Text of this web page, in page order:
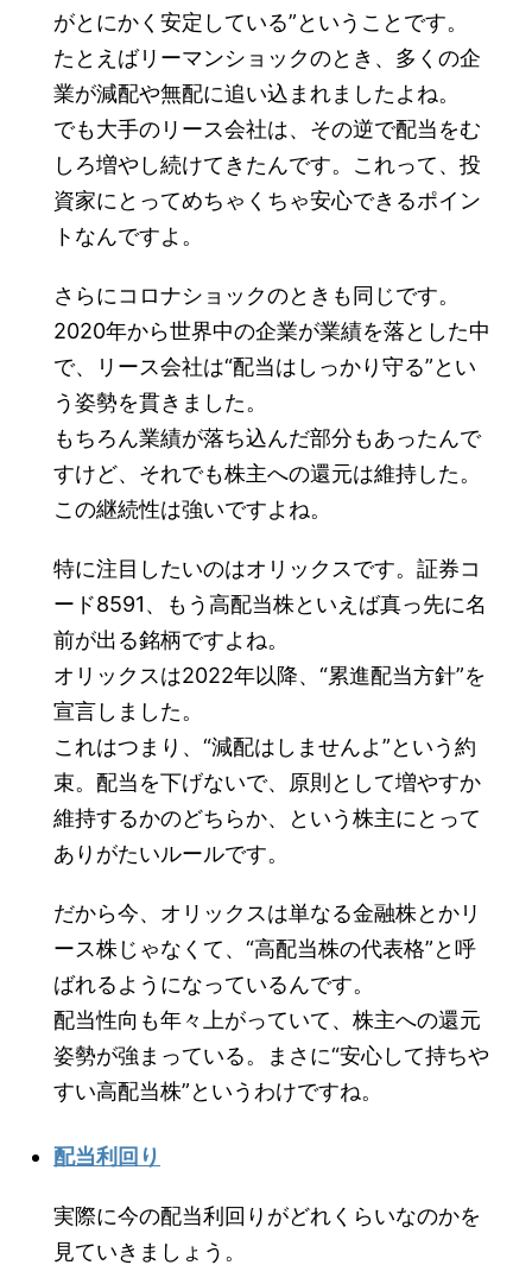
がとにかく安定している”ということです。
たとえばリーマンショックのとき、多くの企
業が減配や無配に追い込まれましたよね。
でも大手のリース会社は、その逆で配当をむ
しろ増やし続けてきたんです。これって、投
資家にとってめちゃくちゃ安心できるポイン
トなんですよ。
さらにコロナショックのときも同じです。
2020年から世界中の企業が業績を落とした中
で、リース会社は“配当はしっかり守る”とい
う姿勢を貫きました。
もちろん業績が落ち込んだ部分もあったんで
すけど、それでも株主への還元は維持した。
この継続性は強いですよね。
特に注目したいのはオリックスです。証券コ
ード8591、もう高配当株といえば真っ先に名
前が出る銘柄ですよね。
オリックスは2022年以降、“累進配当方針”を
宣言しました。
これはつまり、“減配はしませんよ”という約
束。配当を下げないで、原則として増やすか
維持するかのどちらか、という株主にとって
ありがたいルールです。
だから今、オリックスは単なる金融株とかリ
ース株じゃなくて、“高配当株の代表格”と呼
ばれるようになっているんです。
配当性向も年々上がっていて、株主への還元
姿勢が強まっている。まさに“安心して持ちや
すい高配当株”というわけですね。
配当利回り
実際に今の配当利回りがどれくらいなのかを
見ていきましょう。